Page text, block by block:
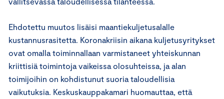
Ehdotettu muutos lisäisi maantiekuljetusalalle
kustannusrasitetta. Koronakriisin aikana kuljetusyritykset
ovat omalla toiminnallaan varmistaneet yhteiskunnan
kriittisiä toimintoja vaikeissa olosuhteissa, ja alan
toimijoihin on kohdistunut suoria taloudellisia
vaikutuksia. Keskuskauppakamari huomauttaa, että